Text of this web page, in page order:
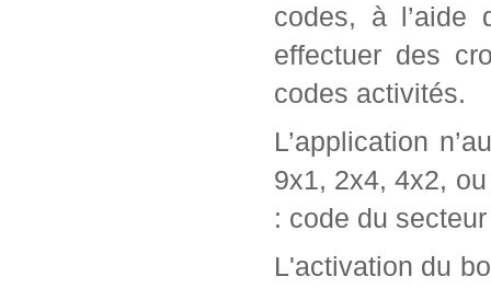
codes, à l’aide
effectuer des
codes activités.
L’application
9x1, 2x4, 4x2,
: code du
L'activation du